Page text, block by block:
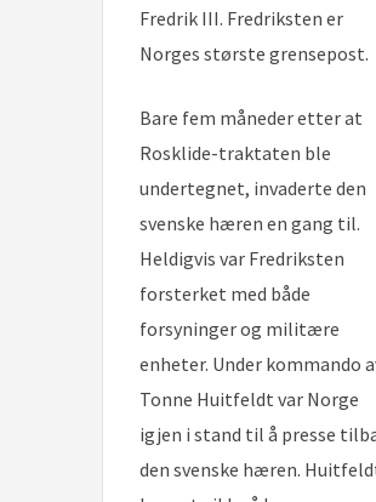
Fredrik III. Fredriksten er
Norges største grensepost.
Bare fem måneder etter at
Rosklide-traktaten ble
undertegnet, invaderte den
svenske hæren en gang til.
Heldigvis var Fredriksten
forsterket med både
forsyninger og militære
enheter. Under kommando
Tonne Huitfeldt var Norge
igjen i stand til å presse
den svenske hæren.